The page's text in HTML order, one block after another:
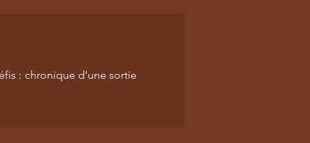
: chronique d’une sortie